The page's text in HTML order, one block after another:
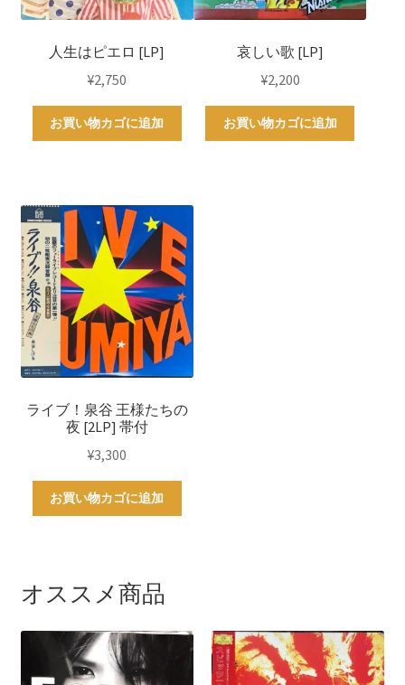
人生はピエロ [LP]
¥2,750
お買い物カゴに追加
哀しい歌 [LP]
¥2,200
お買い物カゴに追加
ライブ！泉谷 王様たちの
夜 [2LP] 帯付
¥3,300
お買い物カゴに追加
オススメ商品